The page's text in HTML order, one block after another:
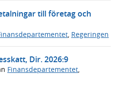
till företag och
Regeringen
Dir. 2026:9
Finansdepartementet,